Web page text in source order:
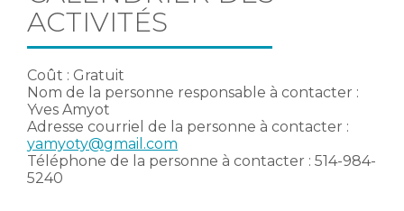
ACTIVITÉS
Coût : Gratuit
Nom de la personne responsable à contacter :
Yves Amyot
Adresse courriel de la personne à contacter :
yamyoty@gmail.com
Téléphone de la personne à contacter : 514-984-
5240